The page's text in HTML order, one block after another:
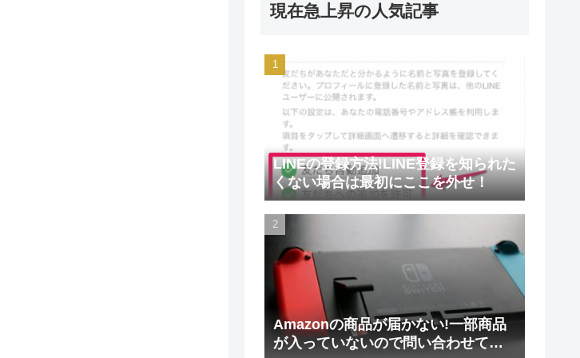
現在急上昇の人気記事
LINEの登録方法!LINE登録を知られた
くない場合は最初にここを外せ！
Amazonの商品が届かない!一部商品
が入っていないので問い合わせてみ